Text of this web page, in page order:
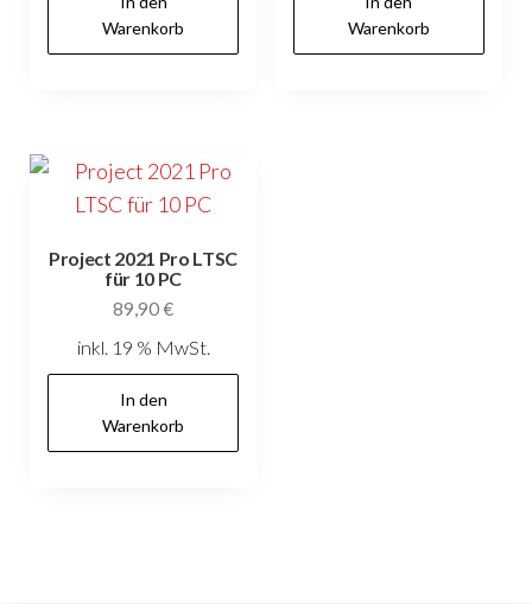
Warenkorb
Warenkorb
Project 2021 Pro LTSC
für 10 PC
89,90€
inkl. 19 % MwSt.
In den
Warenkorb